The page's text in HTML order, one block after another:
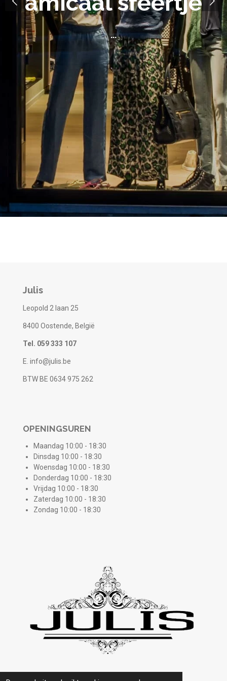
...
Julis
Leopold 2 laan 25
8400 Oostende, België
Tel. 059 333 107
E. info@julis.be
BTW BE 0634 975 262
OPENINGSUREN
Maandag 10:00 - 18:30
Dinsdag 10:00 - 18:30
Woensdag 10:00 - 18:30
Donderdag 10:00 - 18:30
Vrijdag 10:00 - 18:30
Zaterdag 10:00 - 18:30
Zondag 10:00 - 18:30